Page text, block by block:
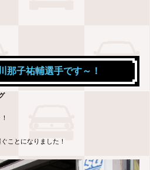
那子祐輔選手です～！
ことになりました！